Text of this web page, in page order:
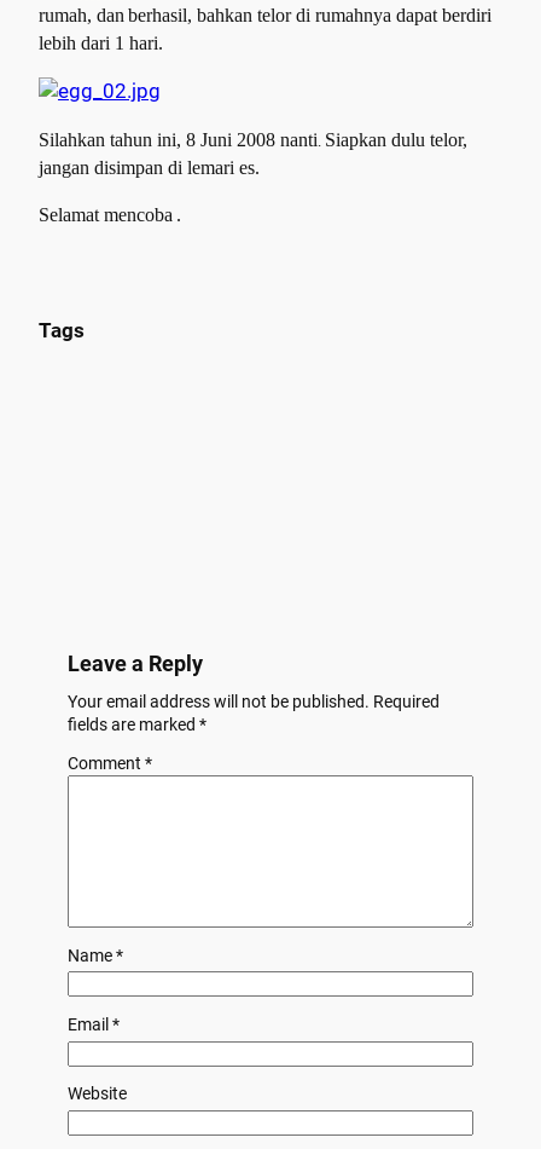
rumah, dan berhasil, bahkan telor di rumahnya dapat berdiri
lebih dari 1 hari.
Silahkan tahun ini, 8 Juni 2008 nanti Siapkan dulu telor,
jangan disimpan di lemari es.
Selamat mencoba .
Tags
Leave a Reply
Your email address will not be published. Required
fields are marked *
Comment *
Name*
Email *
Website